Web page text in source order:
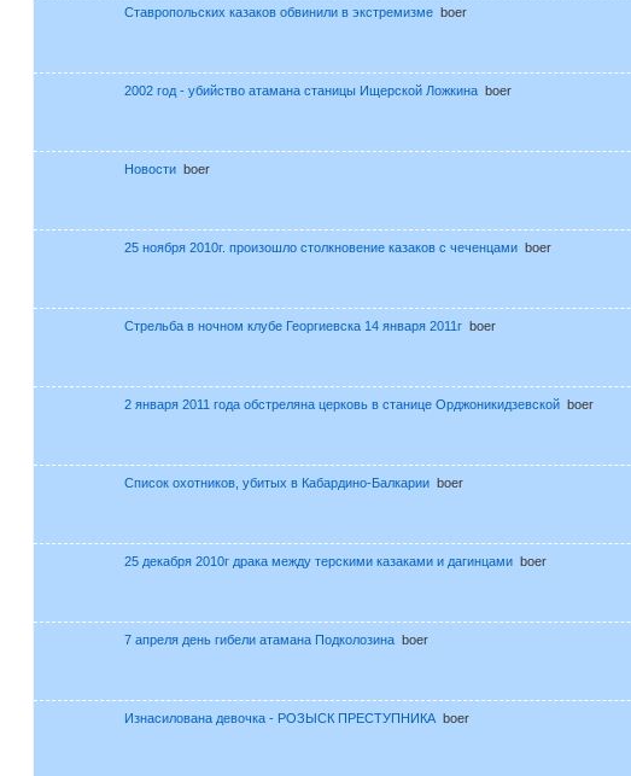
Ставропольских казаков обвинили в экстремизме boer
2002 год - убийство атамана станицы Ищерской Ложкина boer
Новости boer
25 ноября 2010г. произошло столкновение казаков с чеченцами boer
Cтрельба в ночном клубе Георгиевска 14 января 2011г boer
2 января 2011 года обстреляна церковь в станице Орджоникидзевской boer
Список охотников, убитых в Кабардино-Балкарии boer
25 декабря 2010г драка между терскими казаками и дагинцами boer
7 апреля день гибели атамана Подколозина boer
Изнасилована девочка - РОЗЫСК ПРЕСТУПНИКА boer